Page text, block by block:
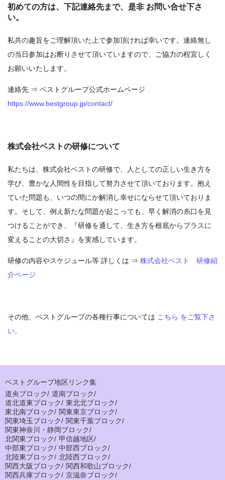
初めての方は、下記連絡先まで、是非 お問い合せ下さ
い。
私共の趣旨をご理解頂いた上で参加頂ければ幸いです。連絡無し
の当日参加はお断りさせて頂いていますので、ご協力の程宜しく
お願いいたします。
連絡先 ⇒ ベストグループ公式ホームページ
https://www.bestgroup.jp/contact/
株式会社ベストの研修について
私たちは、株式会社ベストの研修で、人としての正しい生き方を
学び、豊かな人間性を目指して努力させて頂いております。抱え
ていた問題も、いつの間にか解消し幸せにならせて頂いておりま
す。そして、例え新たな問題が起こっても、早く解消の糸口を見
つけることができ、『研修を通して、生き方を根底からプラスに
変えることの大切さ』を実感しています。
研修の内容やスケジュール等 詳しくは ⇒ 株式会社ベスト 研修紹
介ページ
その他、ベストグループの各種行事については こちら をご覧下さ
い。
ベストグループ地区リンク集
道央ブロック/ 道南ブロック/
道北道東ブロック/ 東北北ブロック/
東北南ブロック/ 関東東京ブロック/
関東埼玉ブロック/ 関東千葉ブロック/
関東神奈川・静岡ブロック/
北関東ブロック/ 甲信越地区/
中部東ブロック/ 中部西ブロック/
北陸東ブロック/ 北陸西ブロック/
関西大阪ブロック/ 関西和歌山ブロック/
関西兵庫ブロック/ 京滋奈ブロック/